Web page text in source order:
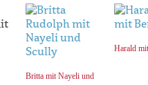
Britta mit Nayeli und
Harald